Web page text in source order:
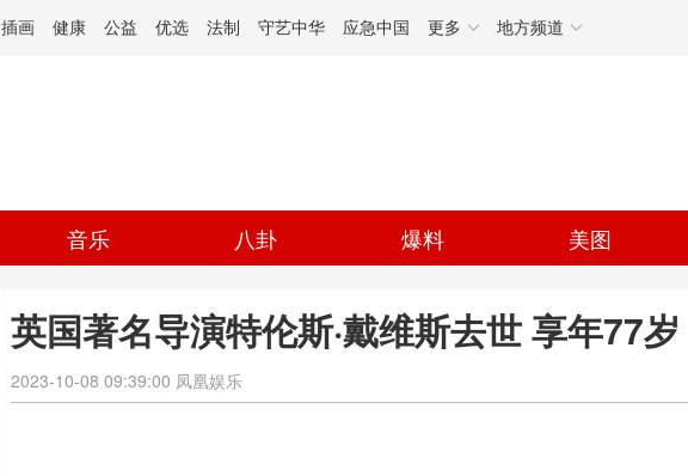
插画 健康 公益 优选 法制 守艺中华 应急中国 更多 地方频道
音乐 八卦 爆料 美图
英国著名导演特伦斯·戴维斯去世 享年77岁
2023-10-08 09:39:00 凤凰娱乐